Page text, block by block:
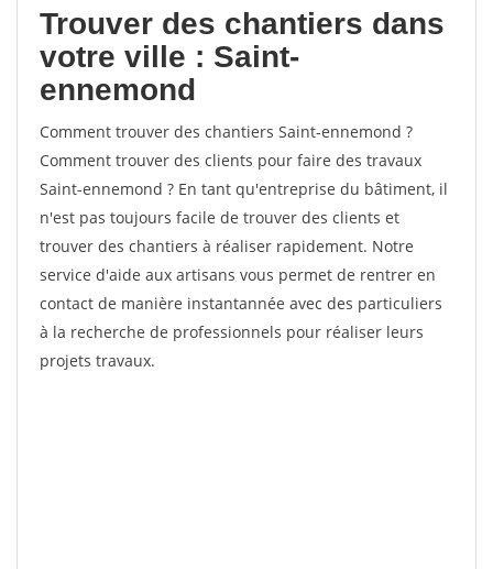
Trouver des chantiers dans
votre ville : Saint-
ennemond
Comment trouver des chantiers Saint-ennemond ?
Comment trouver des clients pour faire des travaux
Saint-ennemond ? En tant qu'entreprise du bâtiment, il
n'est pas toujours facile de trouver des clients et
trouver des chantiers à réaliser rapidement. Notre
service d'aide aux artisans vous permet de rentrer en
contact de manière instantannée avec des particuliers
à la recherche de professionnels pour réaliser leurs
projets travaux.